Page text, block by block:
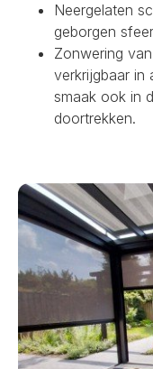
Neergelaten
geborgen
Zonwering
verkrijgbaar in
smaak ook in
doortrekken.